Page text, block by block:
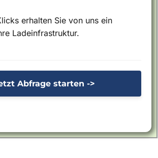
erhalten Sie von uns ein
Ladeinfrastruktur.
Abfrage starten ->